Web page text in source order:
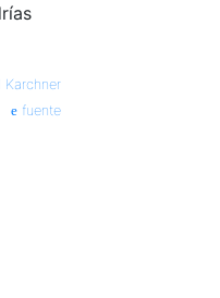
Karchner
fuente